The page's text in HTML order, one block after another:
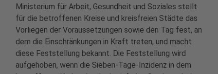
Ministerium für Arbeit, Gesundheit und Soziales stellt
für die betroffenen Kreise und kreisfreien Städte das
Vorliegen der Voraussetzungen sowie den Tag fest, an
dem die Einschränkungen in Kraft treten, und macht
diese Feststellung bekannt. Die Feststellung wird
aufgehoben, wenn die Sieben-Tage-Inzidenz in dem